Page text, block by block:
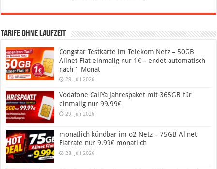
Tarife ohne Laufzeit
Congstar Testkarte im Telekom Netz – 50GB
Allnet Flat einmalig nur 1€ – endet automatisch
nach 1 Monat
29. Juli 2026
Vodafone CallYa Jahrespaket mit 365GB für
einmalig nur 99.99€
29. Juli 2026
monatlich kündbar im o2 Netz – 75GB Allnet
Flatrate nur 9.99€ monatlich
28. Juli 2026